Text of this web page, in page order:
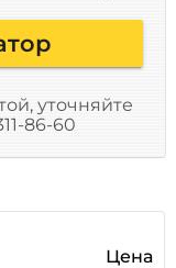
уточняйте
86-60
Цена